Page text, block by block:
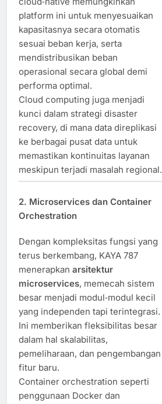
platform ini untuk menyesuaikan
kapasitasnya secara otomatis
sesuai beban kerja, serta
mendistribusikan beban
operasional secara global demi
performa optimal.
Cloud computing juga menjadi
kunci dalam strategi disaster
recovery, di mana data direplikasi
ke berbagai pusat data untuk
memastikan kontinuitas layanan
meskipun terjadi masalah regional.
2. Microservices dan Container
Orchestration
Dengan kompleksitas fungsi yang
terus berkembang, KAYA 787
menerapkan arsitektur
microservices, memecah sistem
besar menjadi modul‑modul kecil
yang independen tapi terintegrasi.
Ini memberikan fleksibilitas besar
dalam hal skalabilitas,
pemeliharaan, dan pengembangan
fitur baru.
Container orchestration seperti
penggunaan Docker dan